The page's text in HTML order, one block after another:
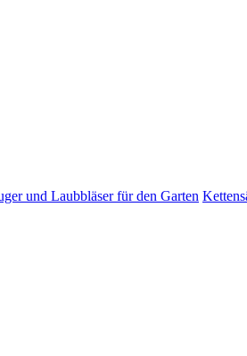
und Laubbläser für den Garten